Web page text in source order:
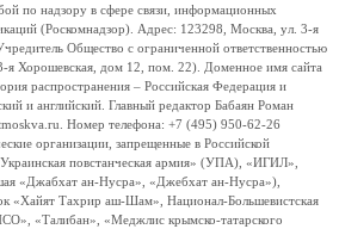
по надзору в сфере связи, информационных
(Роскомнадзор). Адрес: 123298, Москва, ул. 3-я
Общество с ограниченной ответственностью
Хорошевская, дом 12, пом. 22). Доменное имя сайта
распространения – Российская Федерация и
и английский. Главный редактор Бабаян Роман
Номер телефона: +7 (495) 950-62-26
организации, запрещенные в Российской
повстанческая армия» (УПА), «ИГИЛ»,
«Джабхат ан-Нусра», «Джебхат ан-Нусра»),
«Хайят Тахрир аш-Шам», Национал-Большевистская
«Талибан», «Меджлис крымско-татарского